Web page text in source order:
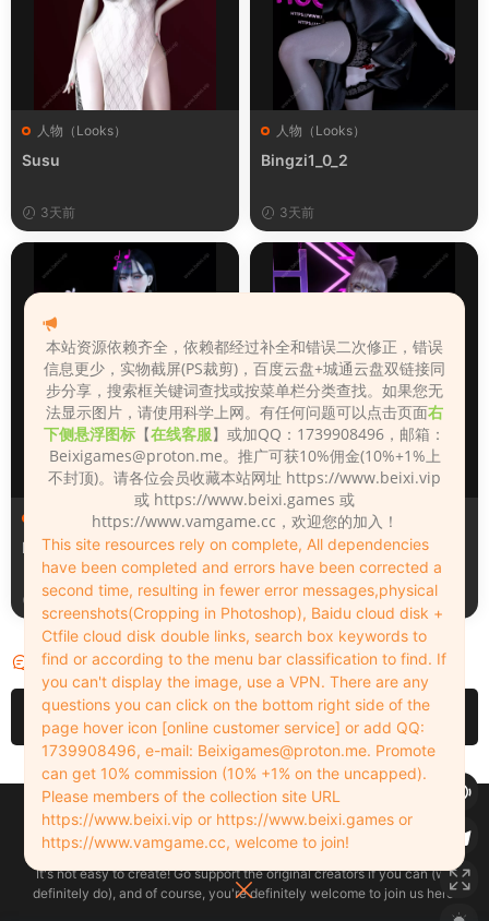
人物（Looks）
Susu
3天前
人物（Looks）
Bingzi1_0_2
3天前
人物（Looks）
Monica_2_2_2
3天前
人物（Looks）
Lizhen2025
4天前
评论 0
请先登录
Copyleft © 2022-2026 beixi.vip - All Rights Freedom！
创作不易！有能力的同学可以去支持一下原创作者（我们绝对支持），当然
了，您加入这里我们也绝对欢迎！
It's not easy to create! Go support the original creators if you can (we
definitely do), and of course, you're definitely welcome to join us here!
本站资源依赖齐全，依赖都经过补全和错误二次修正，错误
信息更少，实物截屏(PS裁剪)，百度云盘+城通云盘双链接同
步分享，搜索框关键词查找或按菜单栏分类查找。如果您无
法显示图片，请使用科学上网。有任何问题可以点击页面右
下侧悬浮图标 【在线客服】或加QQ：1739908496，邮箱：
Beixigames@proton.me。推广可获10%佣金(10%+1%上
不封顶)。请各位会员收藏本站网址 https://www.beixi.vip
或 https://www.beixi.games 或
https://www.vamgame.cc，欢迎您的加入！
This site resources rely on complete, All dependencies
have been completed and errors have been corrected a
second time, resulting in fewer error messages,physical
screenshots(Cropping in Photoshop), Baidu cloud disk +
Ctfile cloud disk double links, search box keywords to
find or according to the menu bar classification to find. If
you can't display the image, use a VPN. There are any
questions you can click on the bottom right side of the
page hover icon [online customer service] or add QQ:
1739908496, e-mail: Beixigames@proton.me. Promote
can get 10% commission (10% +1% on the uncapped).
Please members of the collection site URL
https://www.beixi.vip or https://www.beixi.games or
https://www.vamgame.cc, welcome to join!